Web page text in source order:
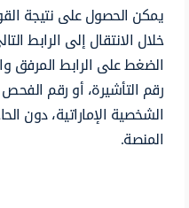
يمكن الحصول على نتيجة
خلال الانتقال إلى الرابط
الضغط على الرابط المرفق
رقم التأشيرة، أو رقم
الشخصية الإماراتية، دون
المنصة.